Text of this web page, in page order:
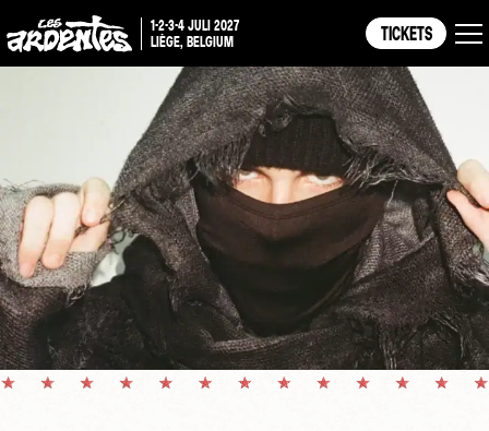
1-2-3-4 JULI 2027
LIÈGE, BELGIUM
TICKETS